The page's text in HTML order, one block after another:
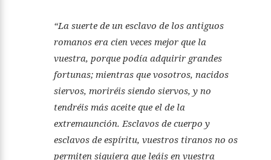
“La suerte de un esclavo de los antiguos
romanos era cien veces mejor que la
vuestra, porque podía adquirir grandes
fortunas; mientras que vosotros, nacidos
siervos, moriréis siendo siervos, y no
tendréis más aceite que el de la
extremaunción. Esclavos de cuerpo y
esclavos de espíritu, vuestros tiranos no os
permiten siquiera que leáis en vuestra